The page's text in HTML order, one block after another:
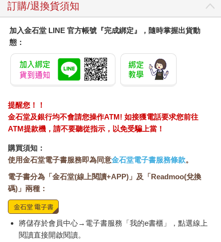
訂購/退換貨須知
加入金石堂 LINE 官方帳號『完成綁定』，隨時掌握出貨動
態：
提醒您！！
金石堂及銀行均不會請您操作ATM! 如接獲電話要求您前往
ATM提款機，請不要聽從指示，以免受騙上當！
購買須知：
使用金石堂電子書服務即為同意金石堂電子書服務條款。
電子書分為「金石堂(線上閱讀+APP)」及「Readmoo(兌換
碼)」兩種：
將儲存於會員中心→電子書服務「我的e書櫃」，點選線上
閱讀直接開啟閱讀。